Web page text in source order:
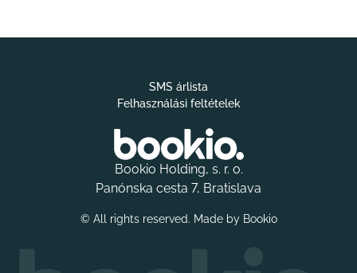
SMS árlista
Felhasználási feltételek
Bookio Holding, s. r. o.
Panónska cesta 7, Bratislava
© All rights reserved. Made by Bookio